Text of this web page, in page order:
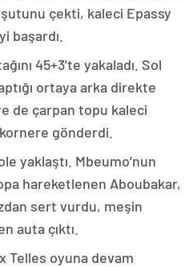
çekti, kaleci Epassy
başardı.
45+3’te yakaladı. Sol
ortaya arka direkte
de çarpan topu kaleci
gönderdi.
yaklaştı. Mbeumo’nun
hareketlenen Aboubakar,
sert vurdu, meşin
auta çıktı.
Telles oyuna devam